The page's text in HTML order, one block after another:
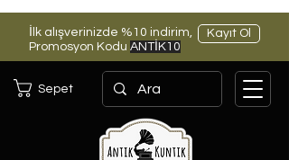
İlk alışverinizde %10 indirim,
Promosyon Kodu ANTİK10
Kayıt Ol
Sepet